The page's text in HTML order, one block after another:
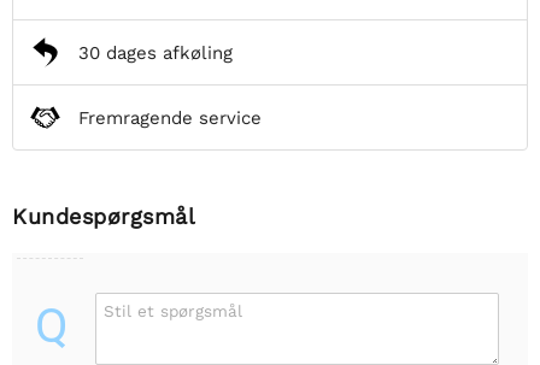
30 dages afkøling
Fremragende service
Kundespørgsmål
Q Stil et spørgsmål